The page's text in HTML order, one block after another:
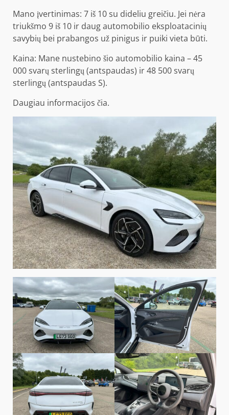
Mano įvertinimas: 7 iš 10 su dideliu greičiu. Jei nėra
triukšmo 9 iš 10 ir daug automobilio eksploatacinių
savybių bei prabangos už pinigus ir puiki vieta būti.
Kaina: Mane nustebino šio automobilio kaina – 45
000 svarų sterlingų (antspaudas) ir 48 500 svarų
sterlingų (antspaudas S).
Daugiau informacijos čia.